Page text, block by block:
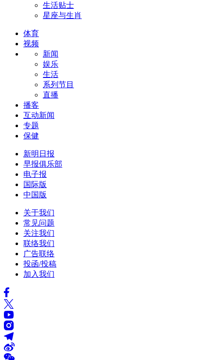
生活贴士
星座与生肖
体育
视频
新闻
娱乐
生活
系列节目
直播
播客
互动新闻
专题
保健
新明日报
早报俱乐部
电子报
国际版
中国版
关于我们
常见问题
关注我们
联络我们
广告联络
投函/投稿
加入我们